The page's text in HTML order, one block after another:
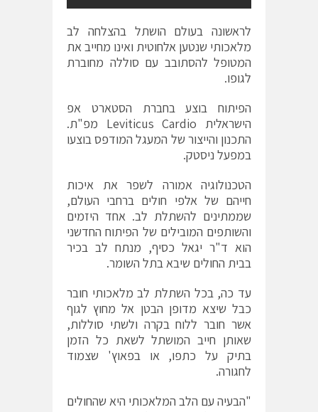
לראשונה בעולם הושתל בהצלחה לב
מלאכותי שנטען אלחוטית ואינו מחייב את
המטופל להסתובב עם סוללה מחוברת
לגופו.
הפיתוח בוצע בחברת הסטארט אפ
הישראלית Leviticus Cardio מפ"ת.
התכנון והייצור של המעגל המודפס בוצעו
במפעל ניסטק.
הטכנולוגיה אמורה לשפר את איכות
חייהם של אלפי חולים ברחבי העולם,
שממתינים להשתלת לב. אחד היזמים
והשותפים המובילים של הפיתוח החדשני
הוא ד"ר יגאל כסיף, מנתח לב בכיר
בבית החולים שיבא בתל השומר.
עד כה, בכל השתלת לב מלאכותי חובר
כבל שיצא מדופן הבטן אל מחוץ לגוף
אשר חובר ללוח בקרה ולשתי סוללות,
שאותן חייב המושתל לשאת כל הזמן
בתיק על כתפו, או בפאוץ' שצמוד
לחגורה.
"הבעיה עם הלב המלאכותי היא שהחולים